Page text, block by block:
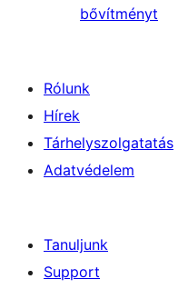
bővítményt
Rólunk
Hírek
Tárhelyszolgatatás
Adatvédelem
Tanuljunk
Support